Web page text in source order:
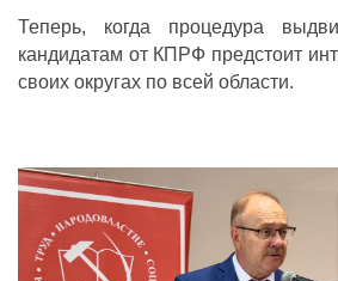
Теперь, когда процедура
кандидатам от КПРФ предстоит
своих округах по всей области.